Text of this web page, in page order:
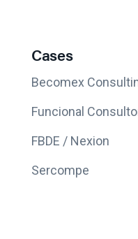
Cases
Becomex
Funcional
FBDE / Nexion
Sercompe